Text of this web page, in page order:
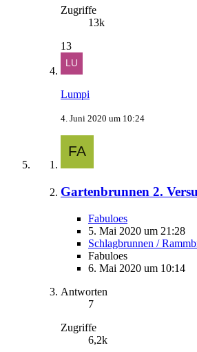
Zugriffe
13k
13
Lumpi
4. Juni 2020 um 10:24
Gartenbrunnen 2.
Fabuloes
5. Mai 2020 um 21:28
Schlagbrunnen /
Fabuloes
6. Mai 2020 um 10:14
Antworten
7
Zugriffe
6,2k